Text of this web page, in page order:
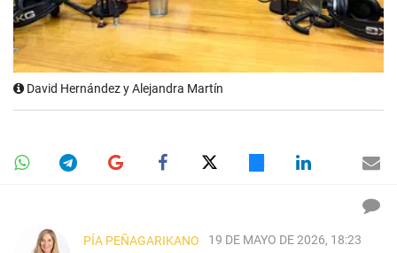
David Hernández y Alejandra Martín
PÍA PEÑAGARIKANO 19 DE MAYO DE 2026, 18:23